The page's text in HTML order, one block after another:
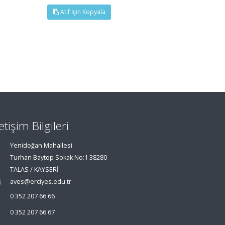
Atıf İçin Kopyala
Bilgileri
Yenidoğan Mahallesi
Turhan Baytop Sokak No:1 38280
TALAS / KAYSERİ
aves@erciyes.edu.tr
0 352 207 66 66
0 352 207 66 67